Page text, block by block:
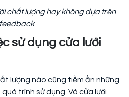
chất lượng hay không dựa trên
feedback
sử dụng cửa lưới
lượng nào cũng tiềm ẩn những
trình sử dụng. Và cửa lưới